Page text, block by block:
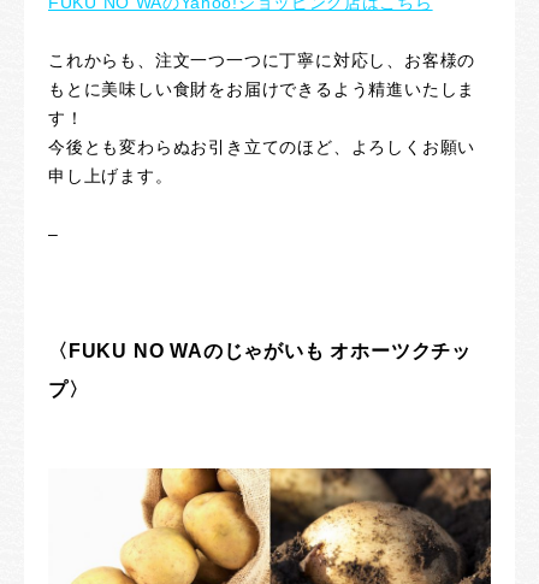
これからも、注文一つ一つに丁寧に対応し、お客様の
もとに美味しい食財をお届けできるよう精進いたしま
す！
今後とも変わらぬお引き立てのほど、よろしくお願い
申し上げます。
–
〈FUKU NO WAのじゃがいも オホーツクチッ
プ〉